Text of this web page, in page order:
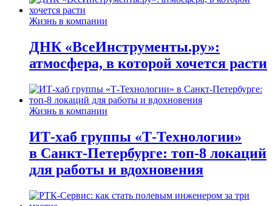
Жизнь в компании
ДНК «ВсеИнструменты.ру»:
атмосфера, в которой хочется расти
Жизнь в компании
ИТ-хаб группы «Т-Технологии»
в Санкт-Петербурге: топ-8 локаций
для работы и вдохновения